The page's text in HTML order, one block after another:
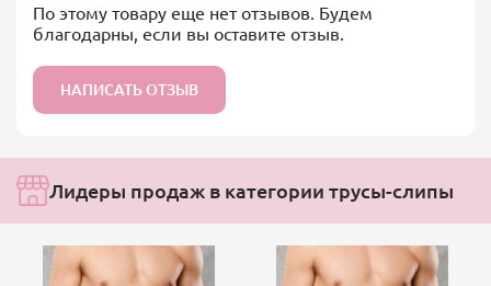
По этому товару еще нет отзывов. Будем
благодарны, если вы оставите отзыв.
НАПИСАТЬ ОТЗЫВ
Лидеры продаж в категории трусы-слипы